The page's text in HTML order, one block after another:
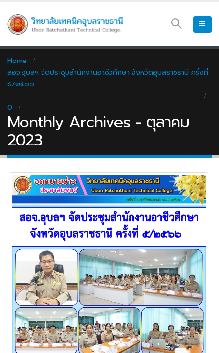
Home
สอจ.อุบลฯ จัดประชุมสำนักงานอาชีวศึกษา จังหวัดอุบลราชธานี ครั้งที่
๕/๒๕๖๖
0
Monthly Archives - ตุลาคม
2023